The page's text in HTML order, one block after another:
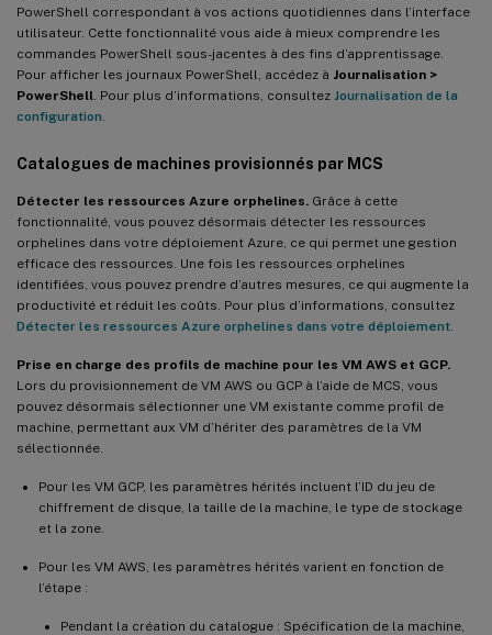
PowerShell correspondant à vos actions quotidiennes dans l’interface
utilisateur. Cette fonctionnalité vous aide à mieux comprendre les
commandes PowerShell sous-jacentes à des fins d’apprentissage.
Pour afficher les journaux PowerShell, accédez à Journalisation >
PowerShell . Pour plus d’informations, consultez Journalisation de la
configuration
Catalogues de machines provisionnés par MCS
Détecter les ressources Azure orphelines. Grâce à cette
fonctionnalité, vous pouvez désormais détecter les ressources
orphelines dans votre déploiement Azure, ce qui permet une gestion
efficace des ressources. Une fois les ressources orphelines
identifiées, vous pouvez prendre d’autres mesures, ce qui augmente la
productivité et réduit les coûts. Pour plus d’informations, consultez
Détecter les ressources Azure orphelines dans votre déploiement
Prise en charge des profils de machine pour les VM AWS et GCP.
Lors du provisionnement de VM AWS ou GCP à l’aide de MCS, vous
pouvez désormais sélectionner une VM existante comme profil de
machine, permettant aux VM d’hériter des paramètres de la VM
sélectionnée.
Pour les VM GCP, les paramètres hérités incluent l’ID du jeu de
chiffrement de disque, la taille de la machine, le type de stockage
et la zone.
Pour les VM AWS, les paramètres hérités varient en fonction de
l’étape :
Pendant la création du catalogue : Spécification de la machine,